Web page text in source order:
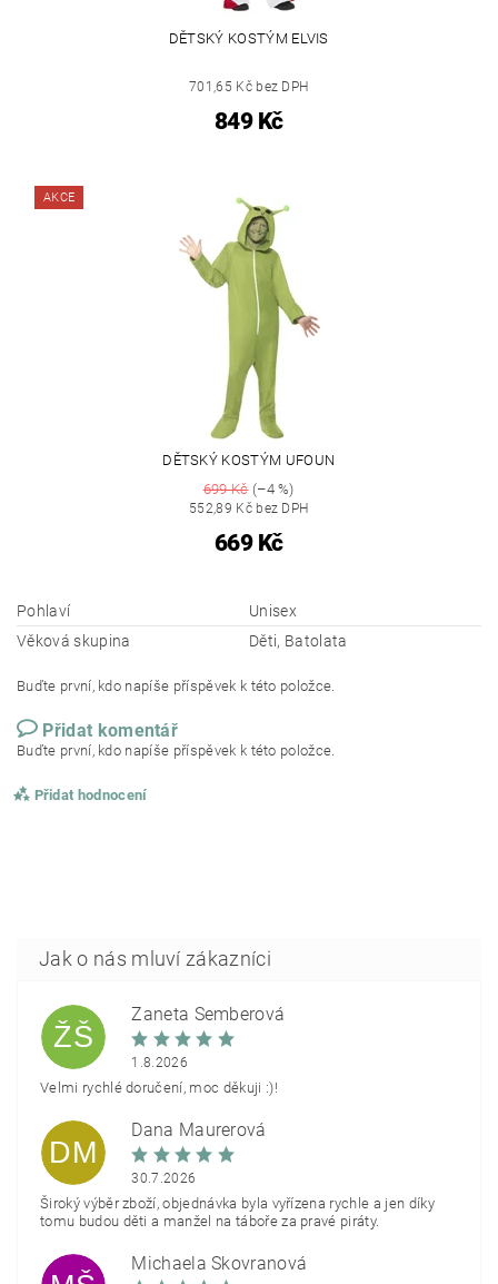
DĚTSKÝ KOSTÝM ELVIS
701,65 Kč bez DPH
849 Kč
AKCE
DĚTSKÝ KOSTÝM UFOUN
699 Kč(–4 %)
552,89 Kč bez DPH
669 Kč
Pohlaví
Unisex
Věková skupina
Děti, Batolata
Buďte první, kdo napíše příspěvek k této položce.
Přidat komentář
Buďte první, kdo napíše příspěvek k této položce.
Přidat hodnocení
ŽŠ
Žaneta Šemberová
1.8.2026
Velmi rychlé doručení, moc děkuji :)!
DM
Dana Maurerová
30.7.2026
Široký výběr zboží, objednávka byla vyřízena rychle a jen díky
tomu budou děti a manžel na táboře za pravé piráty.
Michaela Škovranová